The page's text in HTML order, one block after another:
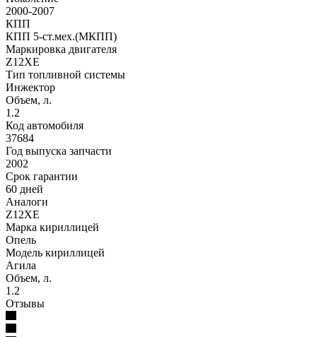
2000-2007
КПП
КПП 5-ст.мех.(МКПП)
Маркировка двигателя
Z12XE
Тип топливной системы
Инжектор
Объем, л.
1.2
Код автомобиля
37684
Год выпуска запчасти
2002
Срок гарантии
60 дней
Аналоги
Z12XE
Марка кириллицей
Опель
Модель кириллицей
Агила
Объем, л.
1.2
Отзывы